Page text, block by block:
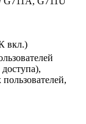
вкл.)